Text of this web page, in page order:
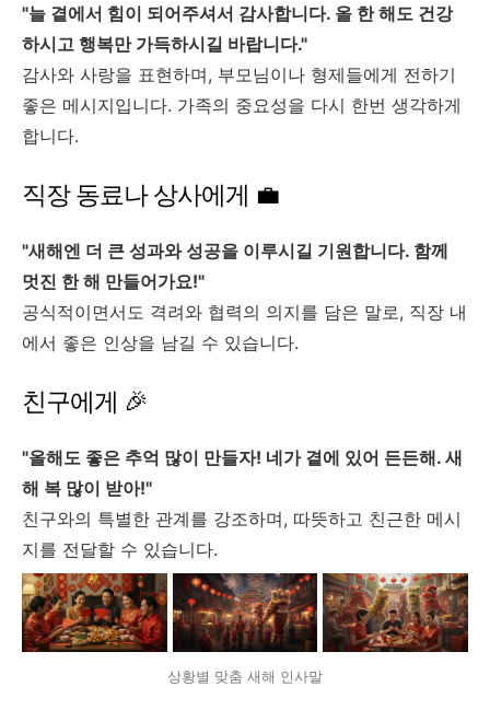
"늘 곁에서 힘이 되어주셔서 감사합니다. 올 한 해도 건강
하시고 행복만 가득하시길 바랍니다."
감사와 사랑을 표현하며, 부모님이나 형제들에게 전하기
좋은 메시지입니다. 가족의 중요성을 다시 한번 생각하게
합니다.
직장 동료나 상사에게 💼
"새해엔 더 큰 성과와 성공을 이루시길 기원합니다. 함께
멋진 한 해 만들어가요!"
공식적이면서도 격려와 협력의 의지를 담은 말로, 직장 내
에서 좋은 인상을 남길 수 있습니다.
친구에게 🎉
"올해도 좋은 추억 많이 만들자! 네가 곁에 있어 든든해. 새
해 복 많이 받아!"
친구와의 특별한 관계를 강조하며, 따뜻하고 친근한 메시
지를 전달할 수 있습니다.
상황별 맞춤 새해 인사말